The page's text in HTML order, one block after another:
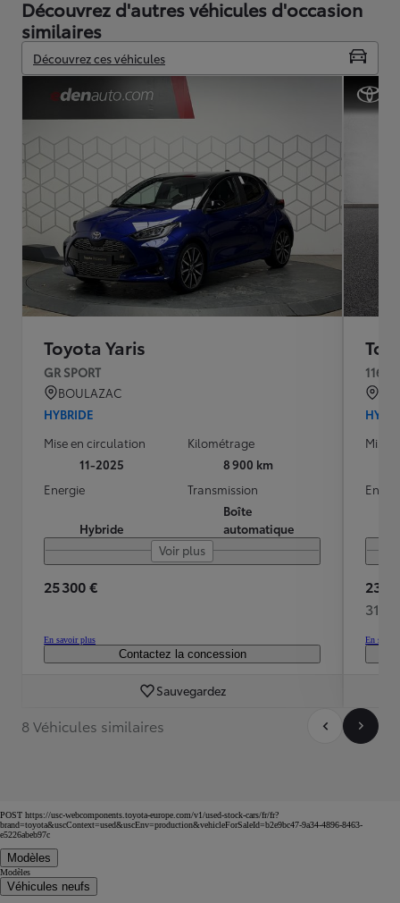
Découvrez d'autres véhicules d'occasion
similaires
Découvrez ces véhicules
Toyota Yaris
GR SPORT
BOULAZAC
HYBRIDE
Mise en circulation
11-2025
Kilométrage
8 900 km
Energie
Hybride
Transmission
Boîte
automatique
Voir plus
25 300 €
En savoir plus
Contactez la concession
Sauvegardez
116h
Mise
23
311
En
8 Véhicules similaires
POST https://usc-webcomponents.toyota-europe.com/v1/used-stock-cars/fr/fr?
brand=toyota&uscContext=used&uscEnv=production&vehicleForSaleId=b2e9bc47-9a34-4896-8463-
e5226abeb97c
Modèles
Modèles
Véhicules neufs